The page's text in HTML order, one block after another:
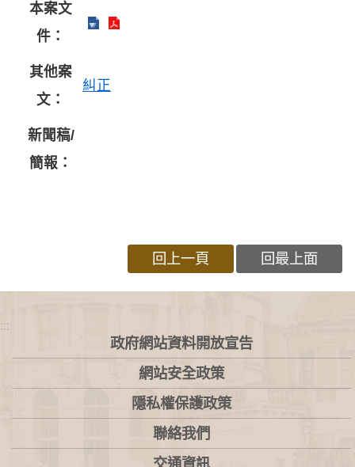
本案文
件：
其他案
文：
糾正
新聞稿/
簡報：
回上一頁 回最上面
:::
政府網站資料開放宣告
網站安全政策
隱私權保護政策
聯絡我們
交通資訊